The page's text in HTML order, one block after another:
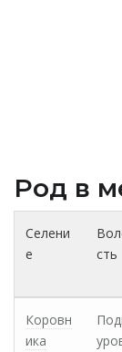
Род в
Селени
е
сть
Коровн
ика